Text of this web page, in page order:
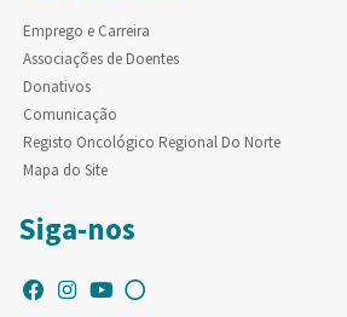
Emprego e Carreira
Associações de Doentes
Donativos
Comunicação
Registo Oncológico Regional Do Norte
Mapa do Site
Siga-nos